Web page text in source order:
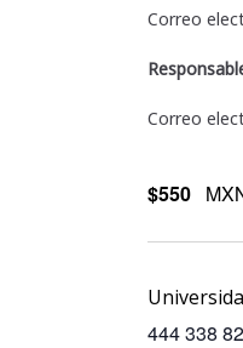
Correo
Correo
$550
444 338